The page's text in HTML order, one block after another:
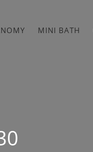
MINI BATH